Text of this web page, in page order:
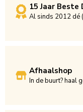
15 Jaar
Al sinds 2012 dé
Afhaalshop
In de buurt? haal